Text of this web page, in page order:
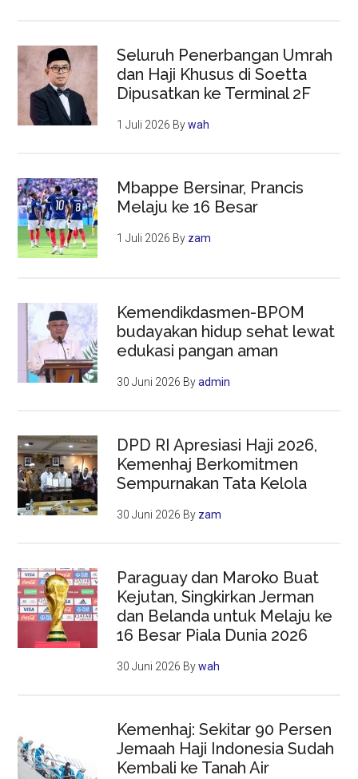
Seluruh Penerbangan Umrah
dan Haji Khusus di Soetta
Dipusatkan ke Terminal 2F
1 Juli 2026 Bywah
Mbappe Bersinar, Prancis
Melaju ke 16 Besar
1 Juli 2026 By zam
Kemendikdasmen-BPOM
budayakan hidup sehat lewat
edukasi pangan aman
30 Juni 2026 Byadmin
DPD RI Apresiasi Haji 2026,
Kemenhaj Berkomitmen
Sempurnakan Tata Kelola
30 Juni 2026 By zam
Paraguay dan Maroko Buat
Kejutan, Singkirkan Jerman
dan Belanda untuk Melaju ke
16 Besar Piala Dunia 2026
30 Juni 2026 Bywah
Kemenhaj: Sekitar 90 Persen
Jemaah Haji Indonesia Sudah
Kembali ke Tanah Air